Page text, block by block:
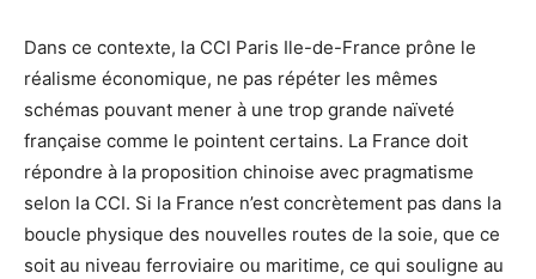
Dans ce contexte, la CCI Paris Ile-de-France prône le
réalisme économique, ne pas répéter les mêmes
schémas pouvant mener à une trop grande naïveté
française comme le pointent certains. La France doit
répondre à la proposition chinoise avec pragmatisme
selon la CCI. Si la France n’est concrètement pas dans la
boucle physique des nouvelles routes de la soie, que ce
soit au niveau ferroviaire ou maritime, ce qui souligne au